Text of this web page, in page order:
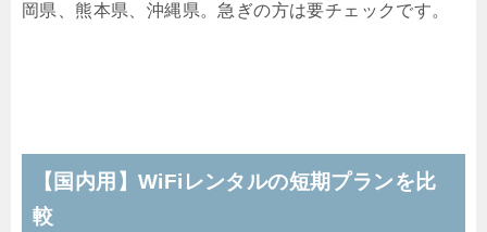
岡県、熊本県、沖縄県。急ぎの方は要チェックです。
【国内用】WiFiレンタルの短期プランを比
較